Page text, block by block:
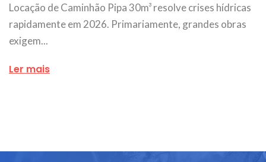
Locação de Caminhão Pipa 30m³ resolve crises hídricas
rapidamente em 2026. Primariamente, grandes obras
exigem...
Ler mais